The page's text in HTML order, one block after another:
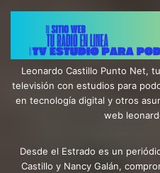
Leonardo Castillo Punto Net,
televisión con estudios para
en tecnología digital y otros
web
Desde el Estrado es un
Castillo y Nancy Galán,